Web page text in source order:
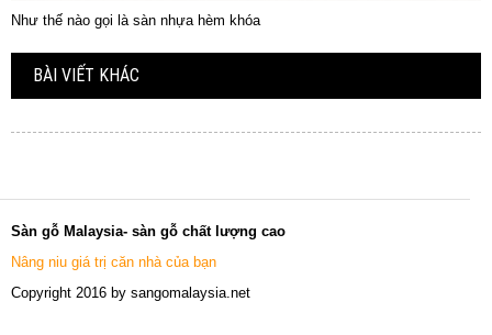
Như thế nào gọi là sàn nhựa hèm khóa
BÀI VIẾT KHÁC
Sàn gỗ Malaysia- sàn gỗ chất lượng cao
Nâng niu giá trị căn nhà của bạn
Copyright 2016 by sangomalaysia.net